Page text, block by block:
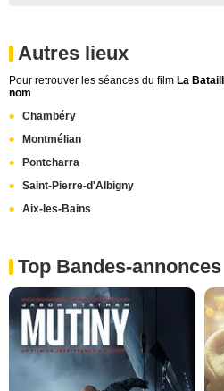
Autres lieux
Pour retrouver les séances du film La
nom
Chambéry
Montmélian
Pontcharra
Saint-Pierre-d'Albigny
Aix-les-Bains
Top Bandes-annonces